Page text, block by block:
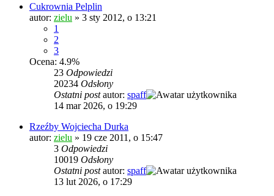
Cukrownia Pelplin
autor: zielu » 3 sty 2012, o 13:21
1
2
3
Ocena: 4.9%
23 Odpowiedzi
20234 Odsłony
Ostatni postautor: spaff
14 mar 2026, o 19:29
Rzeźby Wojciecha Durka
autor: zielu » 19 cze 2011, o 15:47
3 Odpowiedzi
10019 Odsłony
Ostatni postautor: spaff
13 lut 2026, o 17:29